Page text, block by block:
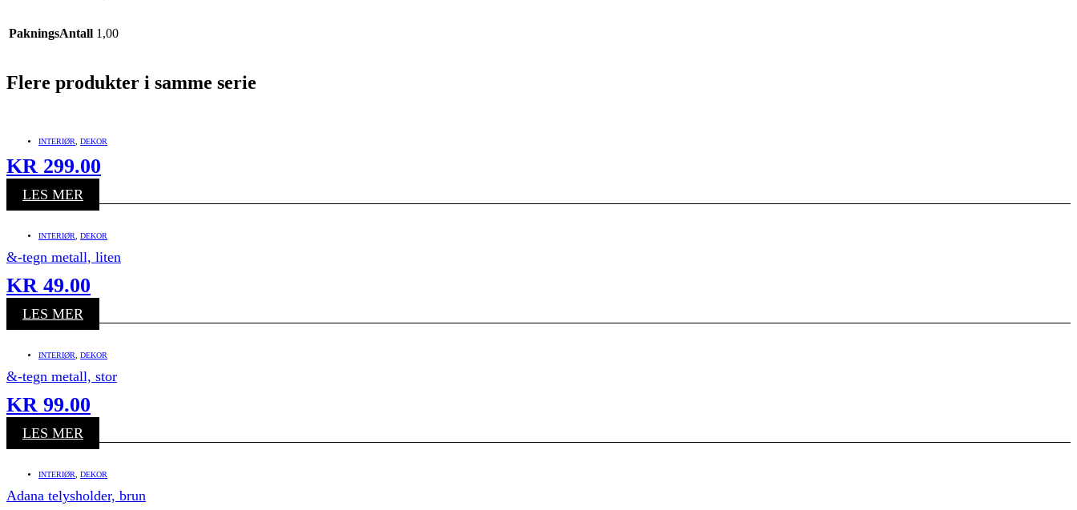
PakningsAntall 1,00
Flere produkter i samme serie
INTERIØR DEKOR
KR 299.00
LES MER
INTERIØR DEKOR
&-tegn metall, liten
KR 49.00
LES MER
INTERIØR DEKOR
&-tegn metall, stor
KR 99.00
LES MER
INTERIØR DEKOR
Adana telysholder, brun